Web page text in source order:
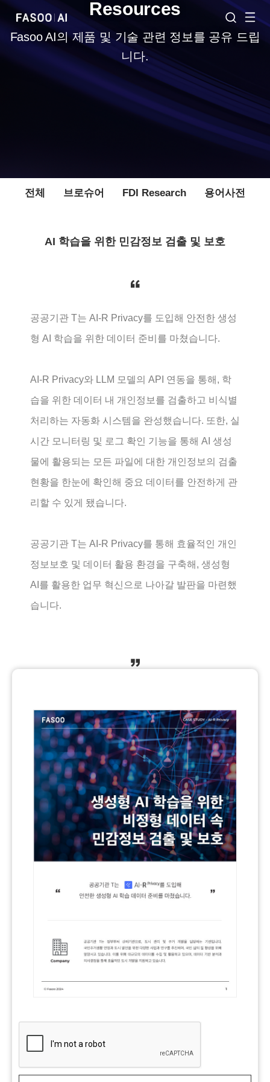
Resources
Fasoo AI의 제품 및 기술 관련 정보를 공유 드립
니다.
전체 브로슈어 FDI Research 용어사전
AI 학습을 위한 민감정보 검출 및 보호
공공기관 T는 AI-R Privacy를 도입해 안전한 생성
형 AI 학습을 위한 데이터 준비를 마쳤습니다.
AI-R Privacy와 LLM 모델의 API 연동을 통해, 학
습을 위한 데이터 내 개인정보를 검출하고 비식별
처리하는 자동화 시스템을 완성했습니다. 또한, 실
시간 모니터링 및 로그 확인 기능을 통해 AI 생성
물에 활용되는 모든 파일에 대한 개인정보의 검출
현황을 한눈에 확인해 중요 데이터를 안전하게 관
리할 수 있게 됐습니다.
공공기관 T는 AI-R Privacy를 통해 효율적인 개인
정보보호 및 데이터 활용 환경을 구축해, 생성형
AI를 활용한 업무 혁신으로 나아갈 발판을 마련했
습니다.